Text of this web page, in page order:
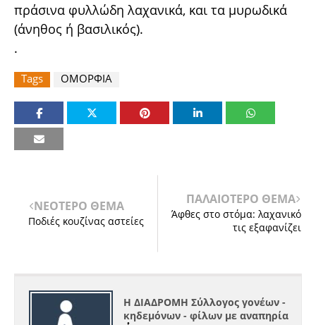
πράσινα φυλλώδη λαχανικά, και τα μυρωδικά
(άνηθος ή βασιλικός).
.
Tags ΟΜΟΡΦΙΑ
ΝΕΟΤΕΡΟ ΘΕΜΑ
Ποδιές κουζίνας αστείες
ΠΑΛΑΙΟΤΕΡΟ ΘΕΜΑ
Άφθες στο στόμα: λαχανικό
τις εξαφανίζει
Η ΔΙΑΔΡΟΜΗ Σύλλογος γονέων -
κηδεμόνων - φίλων με αναπηρία